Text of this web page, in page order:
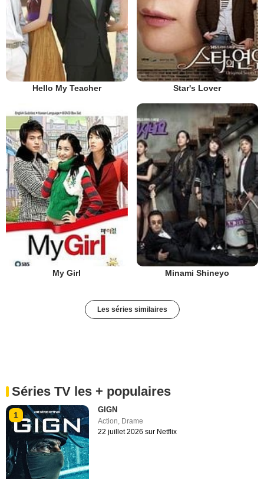
Hello My Teacher Star's Lover
My Girl Minami Shineyo
Les séries similaires
Séries TV les + populaires
1
GIGN
Action Drame
22 juillet 2026 sur Netflix